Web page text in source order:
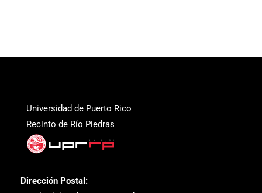
Universidad de Puerto Rico
Recinto de Río Piedras
Dirección Postal: